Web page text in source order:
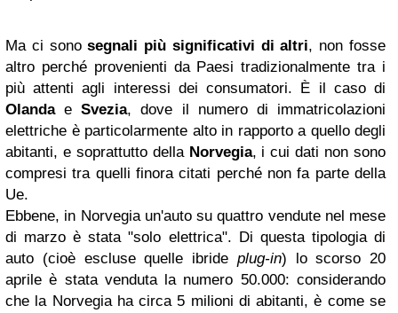
Ma ci sonosegnali più significativi di altri, non fosse
altro perché provenienti da Paesi tradizionalmente tra i
più attenti agli interessi dei consumatori. È il caso di
OlandaeSvezia, dove il numero di immatricolazioni
elettriche è particolarmente alto in rapporto a quello degli
abitanti, e soprattutto della Norvegia, i cui dati non sono
compresi tra quelli finora citati perché non fa parte della
Ue.
Ebbene, in Norvegia un'auto su quattro vendute nel mese
di marzo è stata "solo elettrica". Di questa tipologia di
auto (cioè escluse quelle ibride plug-in) lo scorso 20
aprile è stata venduta la numero 50.000: considerando
che la Norvegia ha circa 5 milioni di abitanti, è come se